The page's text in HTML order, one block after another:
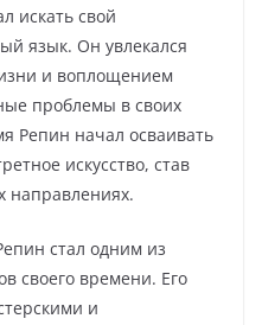
искать свой
язык. Он увлекался
и воплощением
проблемы в своих
Репин начал осваивать
искусство, став
направлениях.
стал одним из
своего времени. Его
и